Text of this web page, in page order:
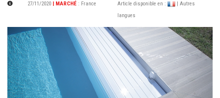
27/11/2020 | MARCHÉ : France Article disponible en :
| Autres
langues